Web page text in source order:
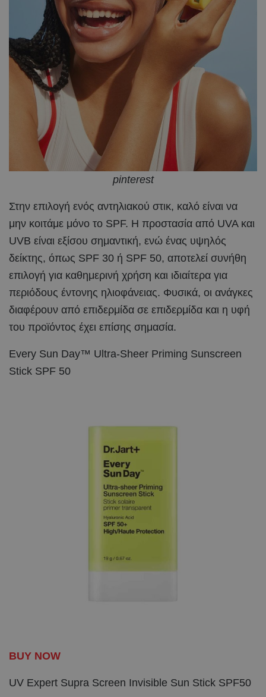
pinterest
Στην επιλογή ενός αντηλιακού στικ, καλό είναι να
μην κοιτάμε μόνο το SPF. Η προστασία από UVA και
UVB είναι εξίσου σημαντική, ενώ ένας υψηλός
δείκτης, όπως SPF 30 ή SPF 50, αποτελεί συνήθη
επιλογή για καθημερινή χρήση και ιδιαίτερα για
περιόδους έντονης ηλιοφάνειας. Φυσικά, οι ανάγκες
διαφέρουν από επιδερμίδα σε επιδερμίδα και η υφή
του προϊόντος έχει επίσης σημασία.
Every Sun Day™ Ultra-Sheer Priming Sunscreen
Stick SPF 50
BUY NOW
UV Expert Supra Screen Invisible Sun Stick SPF50